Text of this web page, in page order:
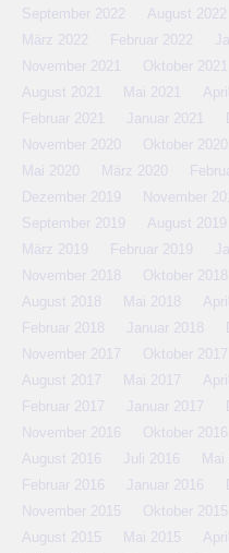
September 2022
August 2022
März 2022
Februar 2022
November 2021
Oktober 2021
August 2021
Mai 2021
Februar 2021
Januar 2021
November 2020
Oktober 2020
Mai 2020
März 2020
Dezember 2019
November
September 2019
August 2019
März 2019
Februar 2019
November 2018
Oktober 2018
August 2018
Mai 2018
Februar 2018
Januar 2018
November 2017
Oktober 2017
August 2017
Mai 2017
Februar 2017
Januar 2017
November 2016
Oktober 2016
August 2016
Juli 2016
Februar 2016
Januar 2016
November 2015
Oktober 2015
August 2015
Mai 2015